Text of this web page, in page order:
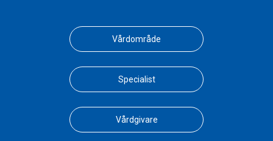
Vårdområde
Specialist
Vårdgivare